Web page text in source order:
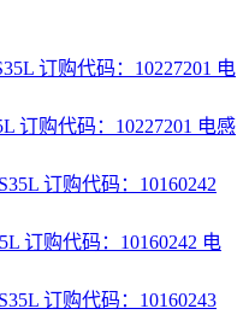
订购代码：10227201 电感
订购代码：10160242 电